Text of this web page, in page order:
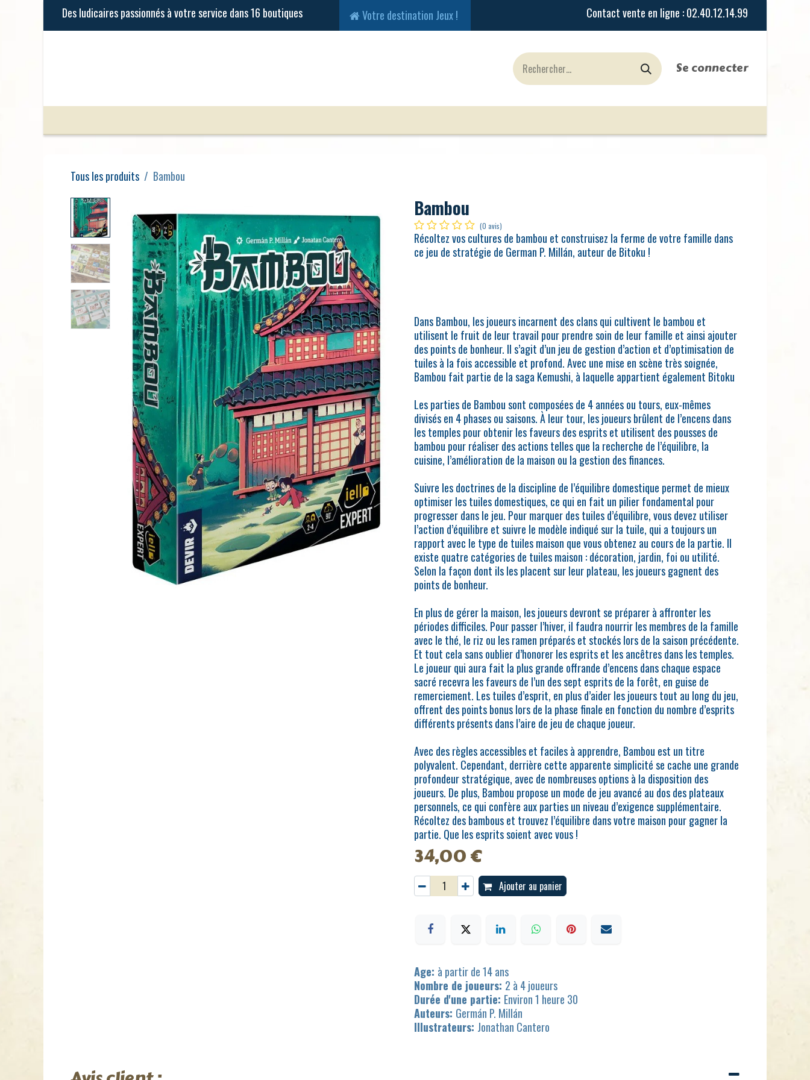
Se rendre au contenu
Votre destination Jeux !
Se connecter
Tous les produits Bambou
Bambou
(0 avis)
Récoltez vos cultures de bambou et construisez la ferme de votre famille dans
ce jeu de stratégie de German P. Millán, auteur de Bitoku !
Dans Bambou, les joueurs incarnent des clans qui cultivent le bambou et
utilisent le fruit de leur travail pour prendre soin de leur famille et ainsi ajouter
des points de bonheur. Il s’agit d’un jeu de gestion d’action et d’optimisation de
tuiles à la fois accessible et profond. Avec une mise en scène très soignée,
Bambou fait partie de la saga Kemushi, à laquelle appartient également Bitoku
Les parties de Bambou sont composées de 4 années ou tours, eux-mêmes
divisés en 4 phases ou saisons. À leur tour, les joueurs brûlent de l’encens dans
les temples pour obtenir les faveurs des esprits et utilisent des pousses de
bambou pour réaliser des actions telles que la recherche de l’équilibre, la
cuisine, l’amélioration de la maison ou la gestion des finances.
Suivre les doctrines de la discipline de l’équilibre domestique permet de mieux
optimiser les tuiles domestiques, ce qui en fait un pilier fondamental pour
progresser dans le jeu. Pour marquer des tuiles d’équilibre, vous devez utiliser
l’action d’équilibre et suivre le modèle indiqué sur la tuile, qui a toujours un
rapport avec le type de tuiles maison que vous obtenez au cours de la partie. Il
existe quatre catégories de tuiles maison : décoration, jardin, foi ou utilité.
Selon la façon dont ils les placent sur leur plateau, les joueurs gagnent des
points de bonheur.
En plus de gérer la maison, les joueurs devront se préparer à affronter les
périodes difficiles. Pour passer l’hiver, il faudra nourrir les membres de la famille
avec le thé, le riz ou les ramen préparés et stockés lors de la saison précédente.
Et tout cela sans oublier d’honorer les esprits et les ancêtres dans les temples.
Le joueur qui aura fait la plus grande offrande d’encens dans chaque espace
sacré recevra les faveurs de l’un des sept esprits de la forêt, en guise de
remerciement. Les tuiles d’esprit, en plus d’aider les joueurs tout au long du jeu,
offrent des points bonus lors de la phase finale en fonction du nombre d’esprits
différents présents dans l’aire de jeu de chaque joueur.
Avec des règles accessibles et faciles à apprendre, Bambou est un titre
polyvalent. Cependant, derrière cette apparente simplicité se cache une grande
profondeur stratégique, avec de nombreuses options à la disposition des
joueurs. De plus, Bambou propose un mode de jeu avancé au dos des plateaux
personnels, ce qui confère aux parties un niveau d’exigence supplémentaire.
Récoltez des bambous et trouvez l’équilibre dans votre maison pour gagner la
partie. Que les esprits soient avec vous !
34,00€
Ajouter au panier
Age: à partir de 14 ans
Nombre de joueurs: 2 à 4 joueurs
Durée d'une partie: Environ 1 heure 30
Auteurs: Germán P. Millán
Illustrateurs: Jonathan Cantero